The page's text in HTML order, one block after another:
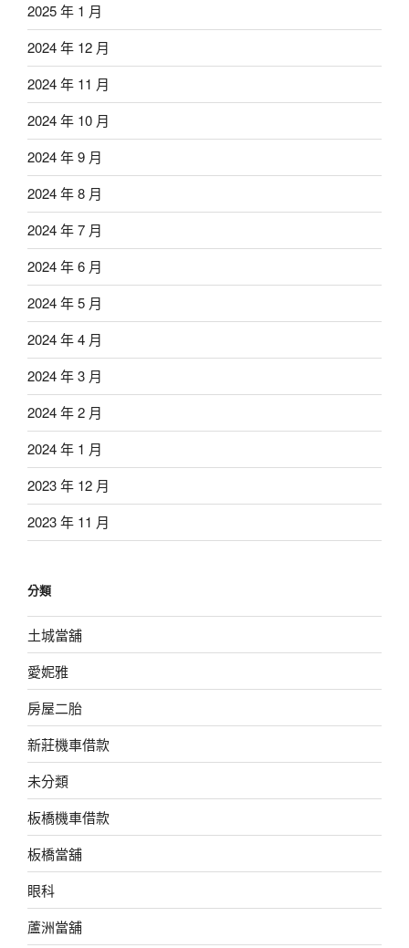
2025 年 1 月
2024 年 12 月
2024 年 11 月
2024 年 10 月
2024 年 9 月
2024 年 8 月
2024 年 7 月
2024 年 6 月
2024 年 5 月
2024 年 4 月
2024 年 3 月
2024 年 2 月
2024 年 1 月
2023 年 12 月
2023 年 11 月
分類
土城當舖
愛妮雅
房屋二胎
新莊機車借款
未分類
板橋機車借款
板橋當舖
眼科
蘆洲當舖